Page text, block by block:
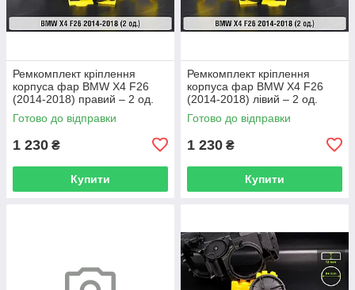
Ремкомплект кріплення
корпуса фар BMW X4 F26
(2014-2018) правий – 2 од.
Готово до відправки
1 230 ₴
Купити
Ремкомплект кріплення
корпуса фар BMW X4 F26
(2014-2018) лівий – 2 од.
Готово до відправки
1 230 ₴
Купити